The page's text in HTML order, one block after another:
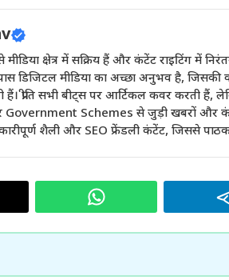
से मीडिया क्षेत्र में सक्रिय हैं और कंटेंट राइटिंग में
डिजिटल मीडिया का अच्छा अनुभव है, जिसकी
प्रीति सभी बीट्स पर आर्टिकल कवर करती
Schemes से जुड़ी खबरों और
शैली और SEO फ्रेंडली कंटेंट, जिससे